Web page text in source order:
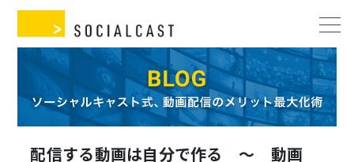
配信する動画は自分で作る ～ 動画